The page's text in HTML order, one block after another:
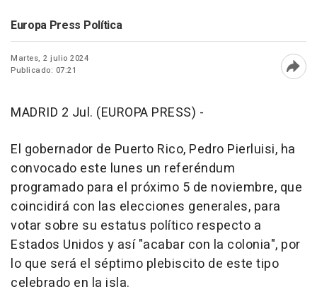
Europa Press Política
Martes, 2 julio 2024
Publicado: 07:21
MADRID 2 Jul. (EUROPA PRESS) -
El gobernador de Puerto Rico, Pedro Pierluisi, ha
convocado este lunes un referéndum
programado para el próximo 5 de noviembre, que
coincidirá con las elecciones generales, para
votar sobre su estatus político respecto a
Estados Unidos y así "acabar con la colonia", por
lo que será el séptimo plebiscito de este tipo
celebrado en la isla.